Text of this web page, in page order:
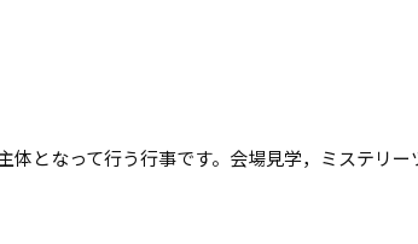
となって行う行事です。会場見学，ミステリー